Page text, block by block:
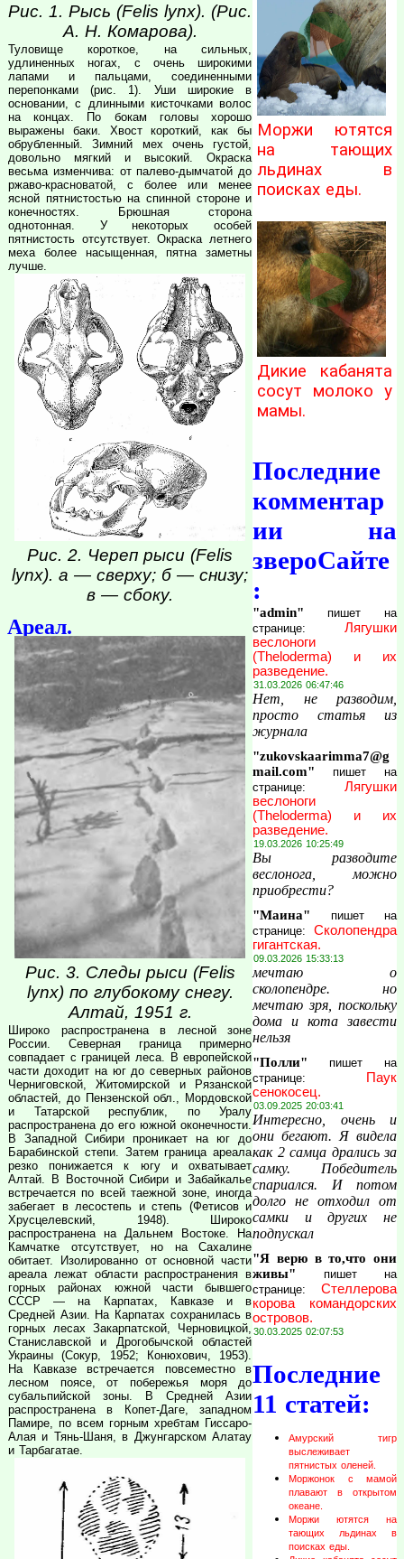
Рис. 1. Рысь (Felis lynx). (Рис.
А. Н. Комарова).
Туловище короткое, на сильных,
удлиненных ногах, с очень широкими
лапами и пальцами, соединенными
перепонками (рис. 1). Уши широкие в
основании, с длинными кисточками волос
на концах. По бокам головы хорошо
выражены баки. Хвост короткий, как бы
обрубленный. Зимний мех очень густой,
довольно мягкий и высокий. Окраска
весьма изменчива: от палево-дымчатой до
ржаво-красноватой, с более или менее
ясной пятнистостью на спинной стороне и
конечностях. Брюшная сторона
однотонная. У некоторых особей
пятнистость отсутствует. Окраска летнего
меха более насыщенная, пятна заметны
лучше.
Рис. 2. Череп рыси (Felis
lynx). а — сверху; б — снизу;
в — сбоку.
Ареал.
Рис. 3. Следы рыси (Felis
lynx) по глубокому снегу.
Алтай, 1951 г.
Широко распространена в лесной зоне
России. Северная граница примерно
совпадает с границей леса. В европейской
части доходит на юг до северных районов
Черниговской, Житомирской и Рязанской
областей, до Пензенской обл., Мордовской
и Татарской республик, по Уралу
распространена до его южной оконечности.
В Западной Сибири проникает на юг до
Барабинской степи. Затем граница ареала
резко понижается к югу и охватывает
Алтай. В Восточной Сибири и Забайкалье
встречается по всей таежной зоне, иногда
забегает в лесостепь и степь (Фетисов и
Хрусцелевский, 1948). Широко
распространена на Дальнем Востоке. На
Камчатке отсутствует, но на Сахалине
обитает. Изолированно от основной части
ареала лежат области распространения в
горных районах южной части бывшего
СССР — на Карпатах, Кавказе и в
Средней Азии. На Карпатах сохранилась в
горных лесах Закарпатской, Черновицкой,
Станиславской и Дрогобычской областей
Украины (Сокур, 1952; Конюхович, 1953).
На Кавказе встречается повсеместно в
лесном поясе, от побережья моря до
субальпийской зоны. В Средней Азии
распространена в Копет-Даге, западном
Памире, по всем горным хребтам Гиссаро-
Алая и Тянь-Шаня, в Джунгарском Алатау
и Тарбагатае.
Моржи ютятся
на тающих
льдинах в
поисках еды.
Дикие кабанята
сосут молоко у
мамы.
Последние
комментар
ии на
звероСайте
:
"admin" пишет на
странице: Лягушки
веслоноги
(Theloderma) и их
разведение.
31.03.2026 06:47:46
Нет, не разводим,
просто статья из
журнала
"zukovskaarimma7@g
mail.com" пишет на
странице: Лягушки
веслоноги
(Theloderma) и их
разведение.
19.03.2026 10:25:49
Вы разводите
веслонога, можно
приобрести?
"Маина" пишет на
странице: Сколопендра
гигантская.
09.03.2026 15:33:13
мечтаю о
сколопендре. но
мечтаю зря, поскольку
дома и кота завести
нельзя
"Полли" пишет на
странице:
Паук
сенокосец.
03.09.2025 20:03:41
Интересно, очень и
они бегают. Я видела
как 2 самца дрались за
самку. Победитель
спариался. И потом
долго не отходил от
самки и других не
подпускал
"Я верю в то,что они
живы" пишет на
странице: Стеллерова
корова командорских
островов.
30.03.2025 02:07:53
Последние
11 статей:
Амурский тигр
выслеживает
пятнистых оленей.
Моржонок с мамой
плавают в открытом
океане.
Моржи ютятся на
тающих льдинах в
поисках еды.